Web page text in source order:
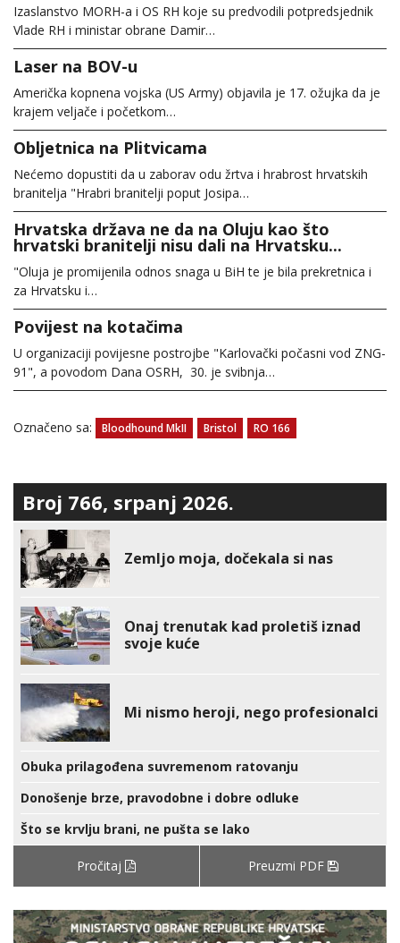
Izaslanstvo MORH-a i OS RH koje su predvodili potpredsjednik
Vlade RH i ministar obrane Damir…
Laser na BOV-u
Američka kopnena vojska (US Army) objavila je 17. ožujka da je
krajem veljače i početkom…
Obljetnica na Plitvicama
Nećemo dopustiti da u zaborav odu žrtva i hrabrost hrvatskih
branitelja "Hrabri branitelji poput Josipa…
Hrvatska država ne da na Oluju kao što
hrvatski branitelji nisu dali na Hrvatsku...
"Oluja je promijenila odnos snaga u BiH te je bila prekretnica i
za Hrvatsku i…
Povijest na kotačima
U organizaciji povijesne postrojbe "Karlovački počasni vod ZNG-
91", a povodom Dana OSRH, 30. je svibnja…
Označeno sa: Bloodhound MkII Bristol RO 166
Broj 766, srpanj 2026.
Zemljo moja, dočekala si nas
Onaj trenutak kad proletiš iznad
svoje kuće
Mi nismo heroji, nego profesionalci
Obuka prilagođena suvremenom ratovanju
Donošenje brze, pravodobne i dobre odluke
Što se krvlju brani, ne pušta se lako
Pročitaj Preuzmi PDF